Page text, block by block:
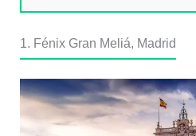
1. Fénix Gran Meliá, Madrid